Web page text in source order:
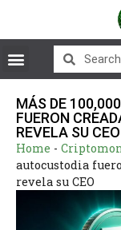
MÁS DE
FUERON
REVELA SU CEO
Home -
autocustodia
revela su CEO